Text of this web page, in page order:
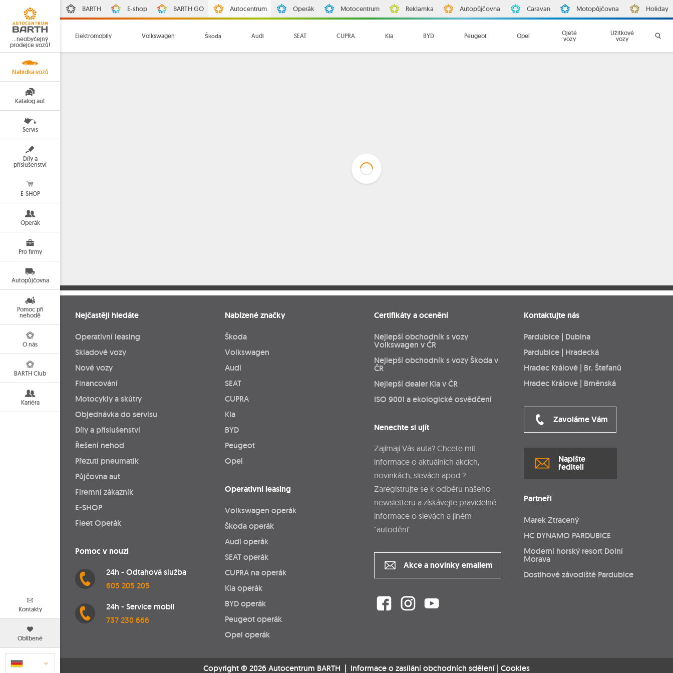
…neobyčejný
prodejce vozů!
Nabídka vozů
Katalog aut
Servis
Díly a
příslušenství
E-SHOP
Operák
Pro firmy
Autopůjčovna
Pomoc při
nehodě
O nás
BARTH Club
Kariéra
Kontakty
Oblíbené
BARTH E-shop BARTH GO Autocentrum Operák Motocentrum Reklamka Autopůjčovna Caravan Motopůjčovna Holiday
Elektromobily Volkswagen Škoda Audi SEAT CUPRA Kia BYD Peugeot Opel
Ojeté
vozy
Užitkové
vozy
Nejčastěji hledáte
Operativní leasing
Skladové vozy
Nové vozy
Financování
Motocykly a skútry
Objednávka do servisu
Díly a příslušenství
Řešení nehod
Přezutí pneumatik
Půjčovna aut
Firemní zákazník
E-SHOP
Fleet Operák
Pomoc v nouzi
24h - Odtahová služba
605 205 205
24h - Service mobil
737 230 666
Nabízené značky
Škoda
Volkswagen
Audi
SEAT
CUPRA
Kia
BYD
Peugeot
Opel
Operativní leasing
Volkswagen operák
Škoda operák
Audi operák
SEAT operák
CUPRA na operák
Kia operák
BYD operák
Peugeot operák
Opel operák
Certifikáty a ocenění
Nejlepší obchodník s vozy
Volkswagen v ČR
Nejlepší obchodník s vozy Škoda v
ČR
Nejlepší dealer Kia v ČR
ISO 9001 a ekologické osvědčení
Nenechte si ujít
Zajímají Vás auta? Chcete mít
informace o aktuálních akcích,
novinkách, slevách apod.?
Zaregistrujte se k odběru našeho
newsletteru a získávejte pravidelné
informace o slevách a jiném
"autodění".
Akce a novinky emailem
Kontaktujte nás
Pardubice | Dubina
Pardubice | Hradecká
Hradec Králové | Br. Štefanů
Hradec Králové | Brněnská
Zavoláme Vám
Napište
řediteli
Partneři
Marek Ztracený
HC DYNAMO PARDUBICE
Moderní horský resort Dolní
Morava
Dostihové závodiště Pardubice
Copyright © 2026 Autocentrum BARTH | Informace o zasílání obchodních sdělení | Cookies